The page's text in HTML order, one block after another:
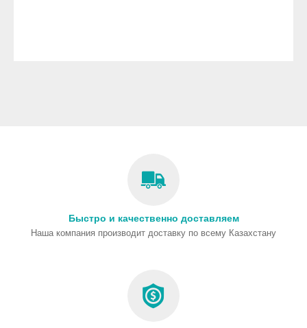
Быстро и качественно доставляем
Наша компания производит доставку по всему Казахстану